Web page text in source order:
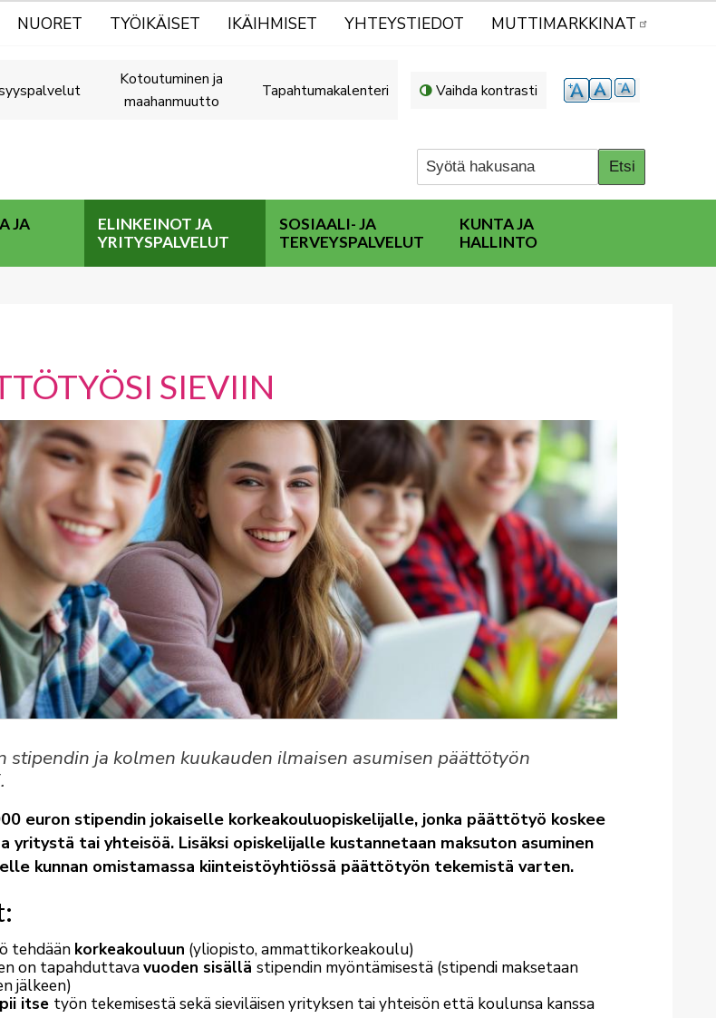
NUORET TYÖIKÄISET IKÄIHMISET YHTEYSTIEDOT MUTTIMARKKINAT
Kotoutuminen ja
maahanmuutto
Tapahtumakalenteri Vaihda kontrasti
JA
ELINKEINOT JA
YRITYSPALVELUT
SOSIAALI- JA
TERVEYSPALVELUT
KUNTA JA
HALLINTO
SIEVIIN
stipendin ja kolmen kuukauden ilmaisen asumisen päättötyön
euron stipendin jokaiselle korkeakouluopiskelijalle, jonka päättötyö koskee
yritystä tai yhteisöä. Lisäksi opiskelijalle kustannetaan maksuton asuminen
kunnan omistamassa kiinteistöyhtiössä päättötyön tekemistä varten.
tehdään korkeakouluun (yliopisto, ammattikorkeakoulu)
on tapahduttavavuoden sisällä stipendin myöntämisestä (stipendi maksetaan
jälkeen)
itse työn tekemisestä sekä sieviläisen yrityksen tai yhteisön että koulunsa kanssa